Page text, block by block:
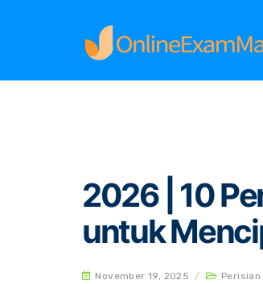
Home
2026 | 10
untuk
November 19, 2025 / Perisian